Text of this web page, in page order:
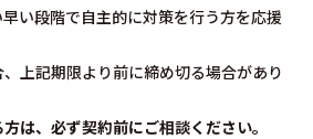
い段階で自主的に対策を行う方を応援
上記期限より前に締め切る場合があり
は、必ず契約前にご相談ください。